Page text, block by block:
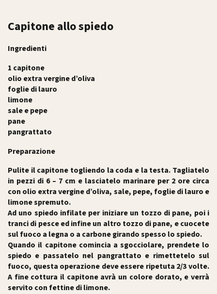
Capitone allo spiedo
Ingredienti
1 capitone
olio extra vergine d’oliva
foglie di lauro
limone
sale e pepe
pane
pangrattato
Preparazione
Pulite il capitone togliendo la coda e la testa. Tagliatelo
in pezzi di 6 – 7 cm e lasciatelo marinare per 2 ore circa
con olio extra vergine d’oliva, sale, pepe, foglie di lauro e
limone spremuto.
Ad uno spiedo infilate per iniziare un tozzo di pane, poi i
tranci di pesce ed infine un altro tozzo di pane, e cuocete
sul fuoco a legna o a carbone girando spesso lo spiedo.
Quando il capitone comincia a sgocciolare, prendete lo
spiedo e passatelo nel pangrattato e rimettetelo sul
fuoco, questa operazione deve essere ripetuta 2/3 volte.
A fine cottura il capitone avrà un colore dorato, e verrà
servito con fettine di limone.